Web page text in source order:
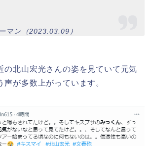
マン（2023.03.09）
の北山宏光さんの姿を見ていて元気
声が多数上がっています。